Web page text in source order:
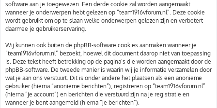
software aan je toegewezen. Een derde cookie zal worden aangemaakt
wanneer je onderwerpen hebt gelezen op “team1916vforum.nl”. Deze cookie
wordt gebruikt om op te slaan welke onderwerpen gelezen zijn en verbetert
daarmee je gebruikerservaring.
Wij kunnen ook buiten de phpBB-software cookies aanmaken wanneer je
“team1916vforum.nl” bezoekt, hoewel dit document daarop niet van toepassing
is. Deze tekst heeft betrekking op de pagina’s die worden aangemaakt door de
phpBB-software. De tweede manier is waarin wij je informatie verzamelen door
wat je aan ons verstuurt. Dit is onder andere het plaatsen als een anonieme
gebruiker (hierna “anonieme berichten”), registreren op “team1916vforum.nl”
(hierna “je account”) en berichten die verstuurd zijn na je registratie en
wanneer je bent aangemeld (hierna “je berichten”).